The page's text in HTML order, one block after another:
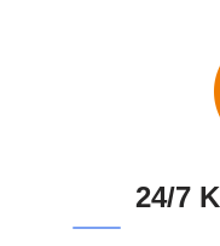
24/7